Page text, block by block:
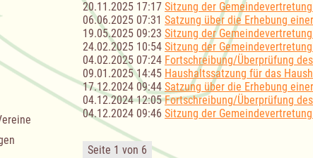
20.11.2025 17:17 Sitzung der
06.06.2025 07:31 Satzung über die Erhebung
19.05.2025 09:23 Sitzung der
24.02.2025 10:54 Sitzung der
04.02.2025 07:24 Fortschreibung/Überprüfung
09.01.2025 14:45 Haushaltssatzung für das
17.12.2024 09:44 Satzung über die Erhebung
04.12.2024 12:05 Fortschreibung/Überprüfung
04.12.2024 09:46 Sitzung der
Seite 1 von 6